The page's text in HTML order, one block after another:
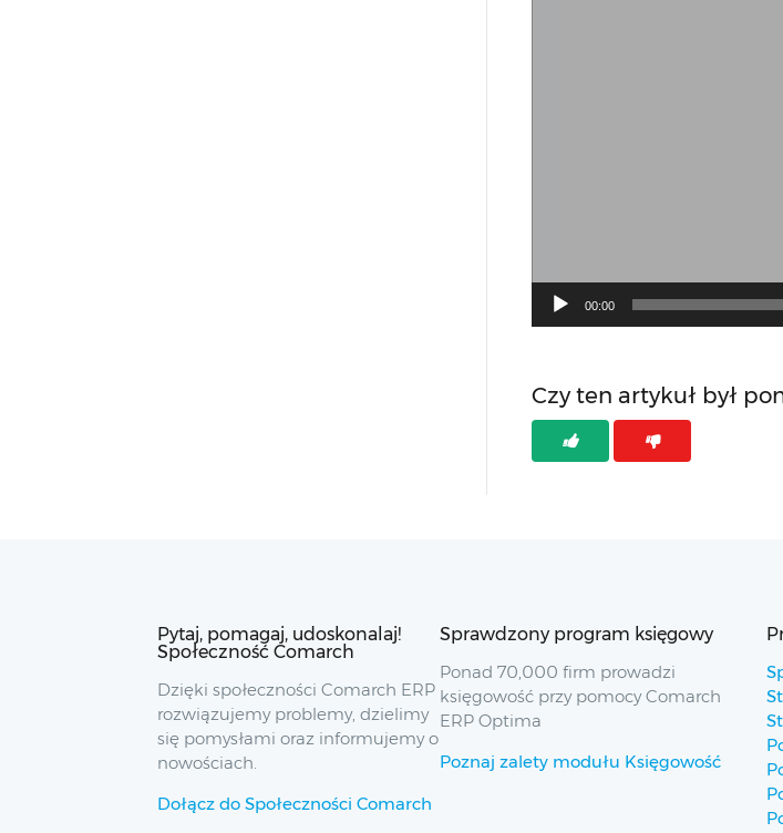
00:00
Czy ten artykuł był
Pytaj, pomagaj, udoskonalaj!
Społeczność Comarch
Dzięki społeczności Comarch ERP
rozwiązujemy problemy, dzielimy
się pomysłami oraz informujemy o
nowościach.
Dołącz do Społeczności Comarch
Sprawdzony program księgowy
Ponad 70,000 firm prowadzi
księgowość przy pomocy Comarch
ERP Optima
Poznaj zalety modułu Księgowość